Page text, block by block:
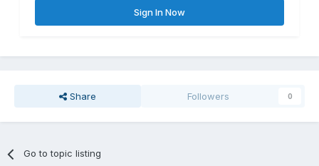
Sign In Now
Share Followers 0
Go to topic listing